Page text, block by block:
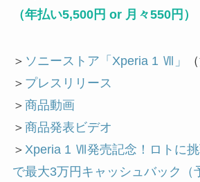
（年払い5,500円 or 月々550円）
＞ ソニーストア「Xperia 1 Ⅶ」
＞ プレスリリース
＞ 商品動画
＞ 商品発表ビデオ
＞ Xperia 1 Ⅶ発売記念！ロトに
で最大3万円キャッシュバック（